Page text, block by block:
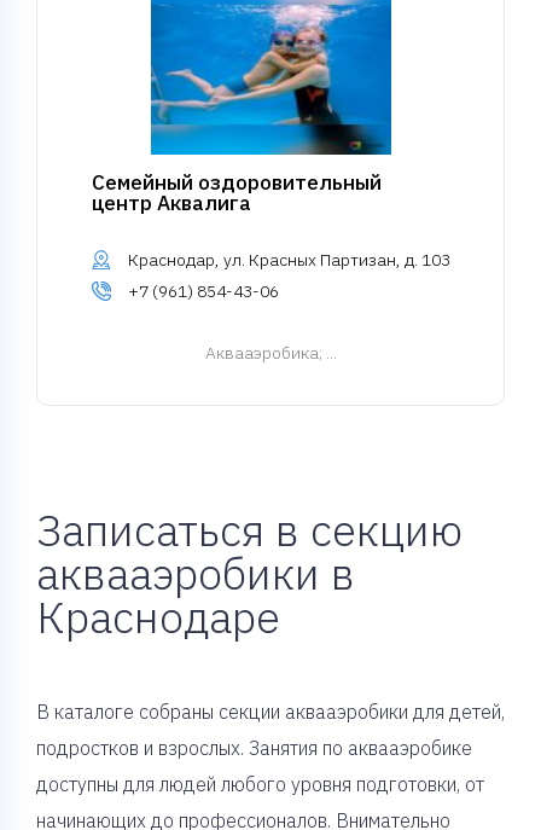
Семейный оздоровительный
центр Аквалига
Краснодар, ул. Красных Партизан, д. 103
+7 (961) 854-43-06
Аквааэробика; ...
Записаться в секцию
аквааэробики в
Краснодаре
В каталоге собраны секции аквааэробики для детей,
подростков и взрослых. Занятия по аквааэробике
доступны для людей любого уровня подготовки, от
начинающих до профессионалов. Внимательно